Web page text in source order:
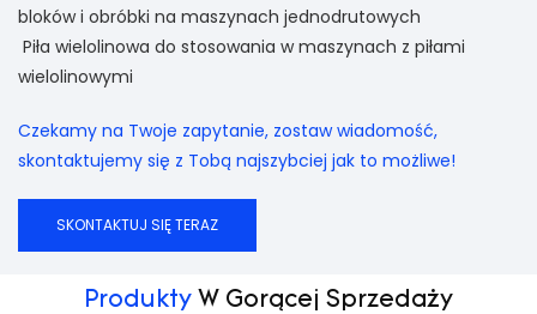
bloków i obróbki na maszynach jednodrutowych
Piła wielolinowa do stosowania w maszynach z piłami
wielolinowymi
Czekamy na Twoje zapytanie, zostaw wiadomość,
skontaktujemy się z Tobą najszybciej jak to możliwe!
SKONTAKTUJ SIĘ TERAZ
Produkty W Gorącej Sprzedaży